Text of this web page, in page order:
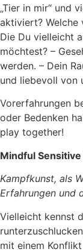
„Tier in mir“ und
aktiviert? Welche
Die Du vielleicht
möchtest? –
werden. – Dein
und liebevoll von
Vorerfahrungen
oder Bedenken
play together!
Mindful
Kampfkunst, als
Erfahrungen und
Vielleicht kennst
mit einem